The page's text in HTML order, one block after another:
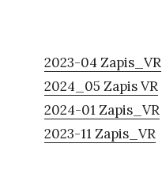
2023-04 Zapis_VR
2024_05 Zapis VR
2024-01 Zapis_VR
2023-11 Zapis_VR